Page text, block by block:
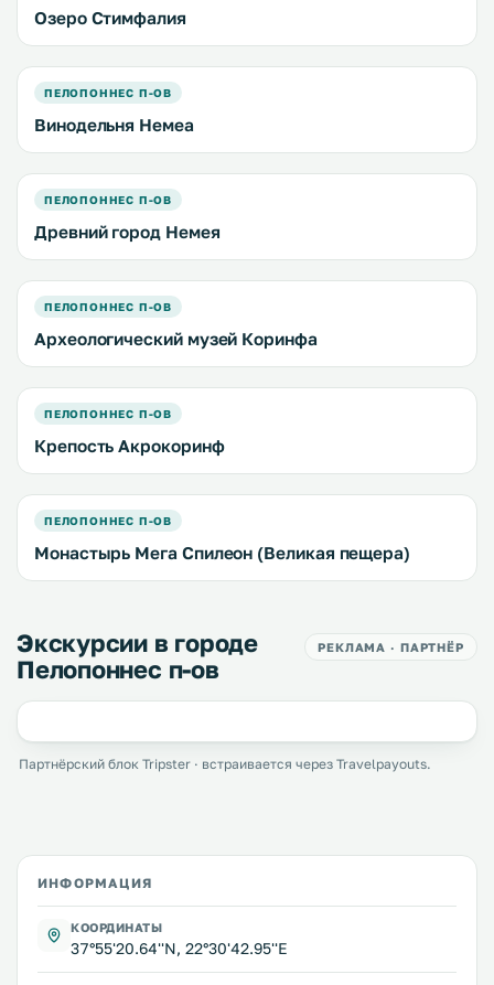
Озеро Стимфалия
ПЕЛОПОННЕС П-ОВ
Винодельня Немеа
ПЕЛОПОННЕС П-ОВ
Древний город Немея
ПЕЛОПОННЕС П-ОВ
Археологический музей Коринфа
ПЕЛОПОННЕС П-ОВ
Крепость Акрокоринф
ПЕЛОПОННЕС П-ОВ
Монастырь Мега Спилеон (Великая пещера)
Экскурсии в городе
Пелопоннес п-ов
РЕКЛАМА · ПАРТНЁР
Партнёрский блок Tripster · встраивается через Travelpayouts.
ИНФОРМАЦИЯ
КООРДИНАТЫ
37°55'20.64''N, 22°30'42.95''E